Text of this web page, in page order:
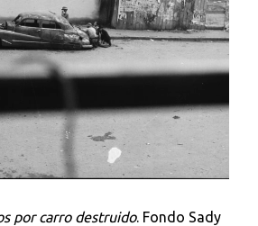
por carro destruido. Fondo Sady